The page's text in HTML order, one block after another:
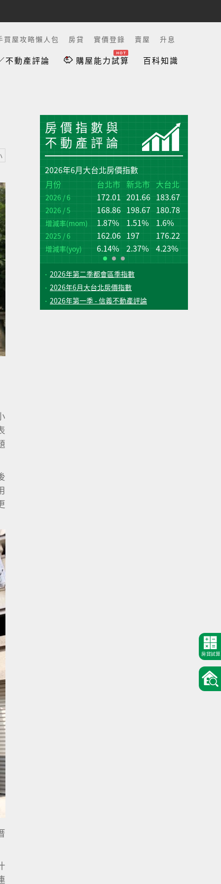
買屋攻略懶人包 房貸 實價登錄 賣屋 升息
不動產評論 購屋能力試算 百科知識
房貸試算
房價指數與
不動產評論
2026年6月大台北房價指數
月份
台北市 新北市 大台北
2026 / 6 172.01 201.66 183.67
2026 / 5 168.86 198.67 180.78
增減率(mom) 1.87% 1.51% 1.6%
2025 / 6 162.06 197 176.22
增減率(yoy) 6.14% 2.37% 4.23%
2026年第二季都會區季指數
2026年6月大台北房價指數
2026年第一季 - 信義不動產評論